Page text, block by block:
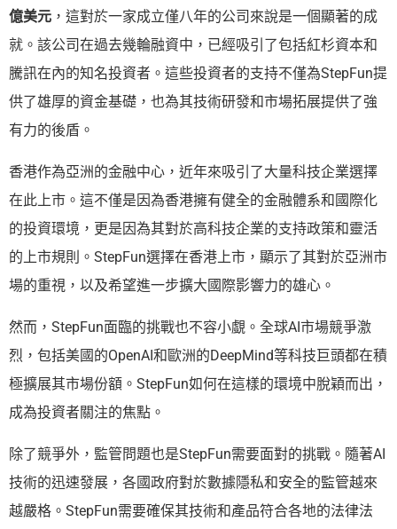
億美元 ，這對於一家成立僅八年的公司來說是一個顯著的成
就。該公司在過去幾輪融資中，已經吸引了包括紅杉資本和
騰訊在內的知名投資者。這些投資者的支持不僅為StepFun提
供了雄厚的資金基礎，也為其技術研發和市場拓展提供了強
有力的後盾。
香港作為亞洲的金融中心，近年來吸引了大量科技企業選擇
在此上市。這不僅是因為香港擁有健全的金融體系和國際化
的投資環境，更是因為其對於高科技企業的支持政策和靈活
的上市規則。StepFun選擇在香港上市，顯示了其對於亞洲市
場的重視，以及希望進一步擴大國際影響力的雄心。
然而，StepFun面臨的挑戰也不容小覷。全球AI市場競爭激
烈，包括美國的OpenAI和歐洲的DeepMind等科技巨頭都在積
極擴展其市場份額。StepFun如何在這樣的環境中脫穎而出，
成為投資者關注的焦點。
除了競爭外，監管問題也是StepFun需要面對的挑戰。隨著AI
技術的迅速發展，各國政府對於數據隱私和安全的監管越來
越嚴格。StepFun需要確保其技術和產品符合各地的法律法